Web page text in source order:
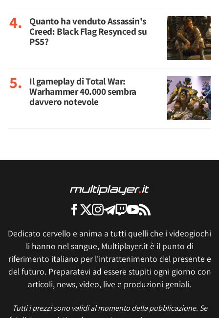
Quanto ha venduto Assassin's
Creed: Black Flag Resynced su
PS5?
Il gameplay di Total War:
Warhammer 40.000 sembra
davvero notevole
Dedicato cervello e anima a tutti quelli che i videogiochi
li hanno nel sangue, Multiplayer.it è il punto di
riferimento italiano per l'intrattenimento del presente e
del futuro. Preparatevi ad essere stupiti ogni giorno con
articoli, news, video, live e produzioni geniali.
Tutti i prezzi sono validi al momento della pubblicazione. Se